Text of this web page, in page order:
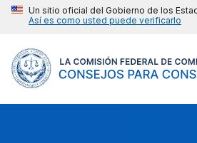
Un sitio oficial del Gobierno de los
Así es como usted puede verificarlo